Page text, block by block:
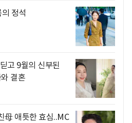
정석
고 9월의 신부된
결혼
母 애틋한 효심..MC